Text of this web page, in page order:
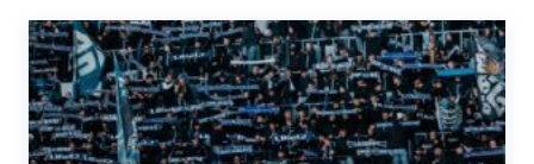
CLUB
CONTACT
ACTUALITÉS